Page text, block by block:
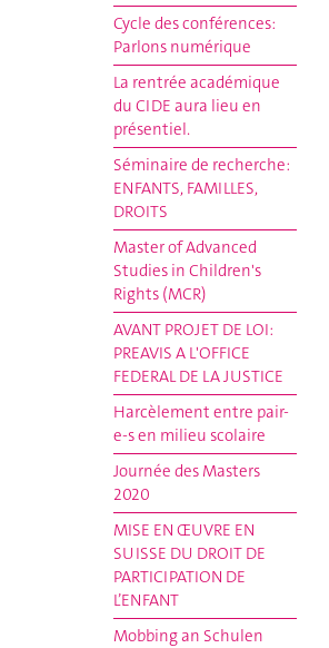
Cycle des conférences:
Parlons numérique
La rentrée académique
du CIDE aura lieu en
présentiel.
Séminaire de recherche:
ENFANTS, FAMILLES,
DROITS
Master of Advanced
Studies in Children's
Rights (MCR)
AVANT PROJET DE LOI:
PREAVIS A L'OFFICE
FEDERAL DE LA JUSTICE
Harcèlement entre pair-
e-s en milieu scolaire
Journée des Masters
2020
MISE EN ŒUVRE EN
SUISSE DU DROIT DE
PARTICIPATION DE
L’ENFANT
Mobbing an Schulen